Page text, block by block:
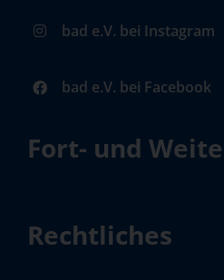
bad e.V. bei Instagram
bad e.V. bei Facebook
Fort- und
Rechtliches